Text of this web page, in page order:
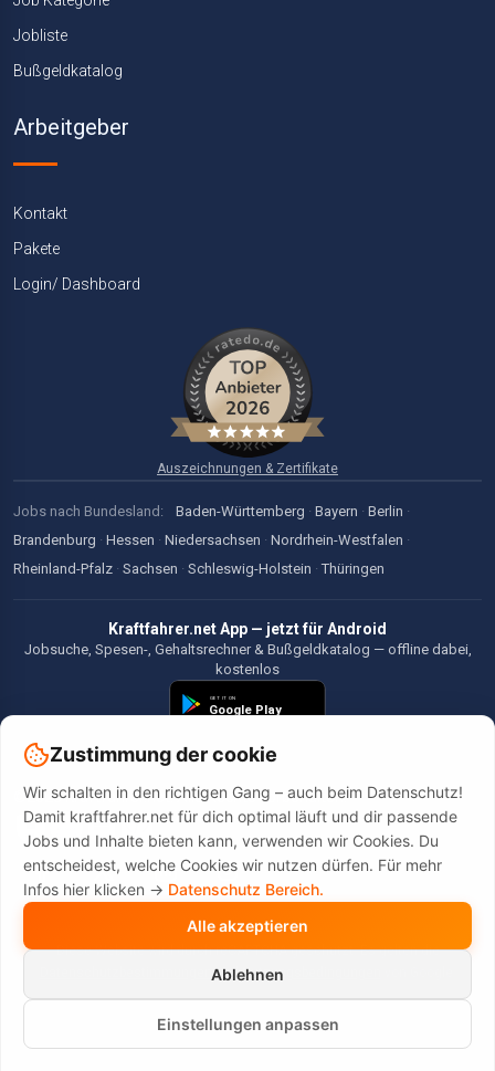
Jobliste
Bußgeldkatalog
Arbeitgeber
Kontakt
Pakete
Login/ Dashboard
Auszeichnungen & Zertifikate
Jobs nach Bundesland: Baden-Württemberg · Bayern · Berlin ·
Brandenburg · Hessen · Niedersachsen · Nordrhein-Westfalen ·
Rheinland-Pfalz · Sachsen · Schleswig-Holstein · Thüringen
Kraftfahrer.net App — jetzt für Android
Jobsuche, Spesen-, Gehaltsrechner & Bußgeldkatalog — offline dabei,
kostenlos
©2026 Kraftfahrer.net. Alle Rechte vorbehalten.
Diese Website wird durch reCAPTCHA geschützt. Es gelten die
undNutzungsbedingungen
Zustimmung der cookie
Wir schalten in den richtigen Gang – auch beim Datenschutz!
Damit kraftfahrer.net für dich optimal läuft und dir passende
Jobs und Inhalte bieten kann, verwenden wir Cookies. Du
entscheidest, welche Cookies wir nutzen dürfen. Für mehr
Infos hier klicken -> Datenschutz Bereich.
Alle akzeptieren
Ablehnen
Einstellungen anpassen